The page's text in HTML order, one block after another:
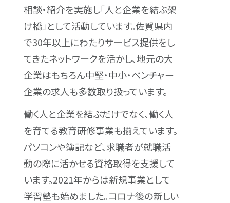
相談・紹介を実施し「人と企業を結ぶ架
け橋」として活動しています。佐賀県内
で30年以上にわたりサービス提供をし
てきたネットワークを活かし、地元の大
企業はもちろん中堅・中小・ベンチャー
企業の求人も多数取り扱っています。
働く人と企業を結ぶだけでなく、働く人
を育てる教育研修事業も揃えています。
パソコンや簿記など、求職者が就職活
動の際に活かせる資格取得を支援して
います。2021年からは新規事業として
学習塾も始めました。コロナ後の新しい